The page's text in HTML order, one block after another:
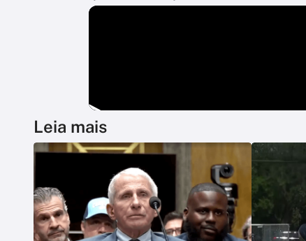
Leia mais